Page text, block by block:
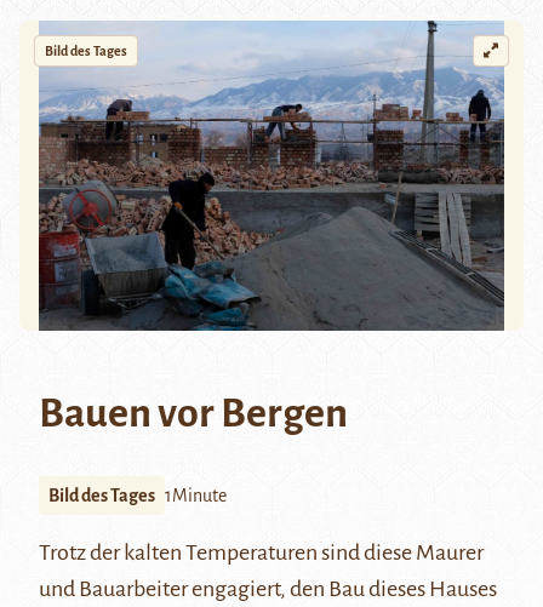
Bild des Tages
Bauen vor Bergen
Bild des Tages 1Minute
Trotz der kalten Temperaturen sind diese Maurer
und Bauarbeiter engagiert, den Bau dieses Hauses